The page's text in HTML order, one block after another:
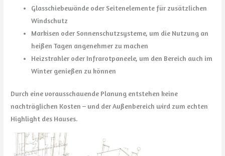
Glasschiebewände oder Seitenelemente für zusätzlichen
Windschutz
Markisen oder Sonnenschutzsysteme, um die Nutzung an
heißen Tagen angenehmer zu machen
Heizstrahler oder Infrarotpaneele, um den Bereich auch im
Winter genießen zu können
Durch eine vorausschauende Planung entstehen keine
nachträglichen Kosten – und der Außenbereich wird zum echten
Highlight des Hauses.